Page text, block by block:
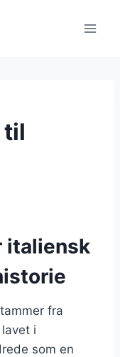
til
italiensk
fra
i
som en